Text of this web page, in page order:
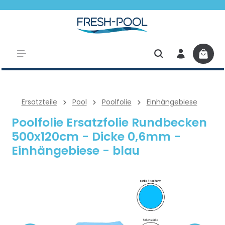
Ersatzteile Pool Poolfolie Einhängebiese
Poolfolie Ersatzfolie Rundbecken
500x120cm - Dicke 0,6mm -
Einhängebiese - blau